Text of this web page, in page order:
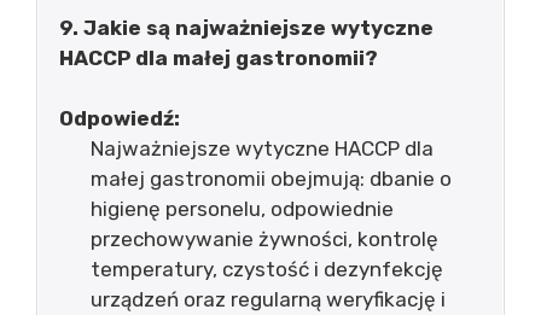
9. Jakie są najważniejsze wytyczne
HACCP dla małej gastronomii?
Odpowiedź:
Najważniejsze wytyczne HACCP dla
małej gastronomii obejmują: dbanie o
higienę personelu, odpowiednie
przechowywanie żywności, kontrolę
temperatury, czystość i dezynfekcję
urządzeń oraz regularną weryfikację i